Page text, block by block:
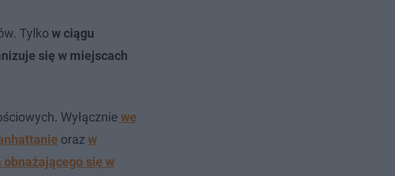
Tylko w ciągu
się w miejscach
Wyłącznie we
oraz w
obnażającego się w